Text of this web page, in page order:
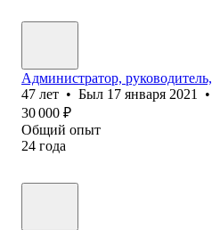
Администратор, руководитель,
47 лет • Был 17 января 2021 •
30 000 ₽
Общий опыт
24 года